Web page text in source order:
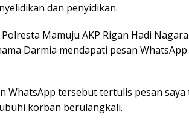
dan penyidikan.
Mamuju AKP Rigan Hadi
Darmia mendapati pesan
WhatsApp tersebut tertulis pesan
korban berulangkali.